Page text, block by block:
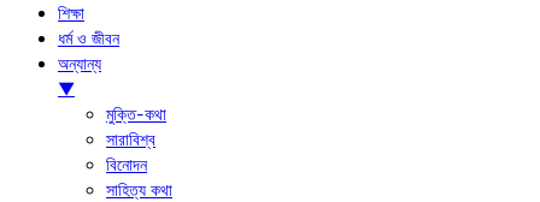
শিক্ষা
ধর্ম ও জীবন
অন্যান্য
▼
মুক্তি-কথা
সারাবিশ্ব
বিনোদন
সাহিত্য কথা